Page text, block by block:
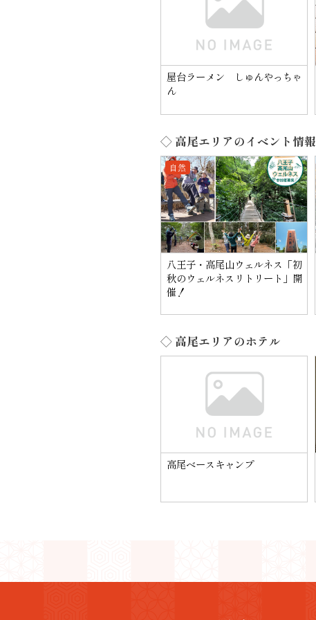
屋台ラーメン しゅんやっちゃ
ん
◇ 高尾エリアのイベント情報
自然
八王子・高尾山ウェルネス「初
秋のウェルネスリトリート」開
催！
◇ 高尾エリアのホテル
高尾ベースキャンプ